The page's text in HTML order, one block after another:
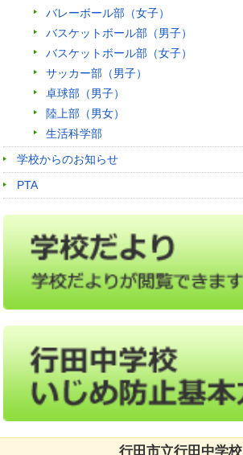
バレーボール部（女子）
バスケットボール部（男子）
バスケットボール部（女子）
サッカー部（男子）
卓球部（男子）
陸上部（男女）
生活科学部
学校からのお知らせ
PTA
行田市立行田中学校